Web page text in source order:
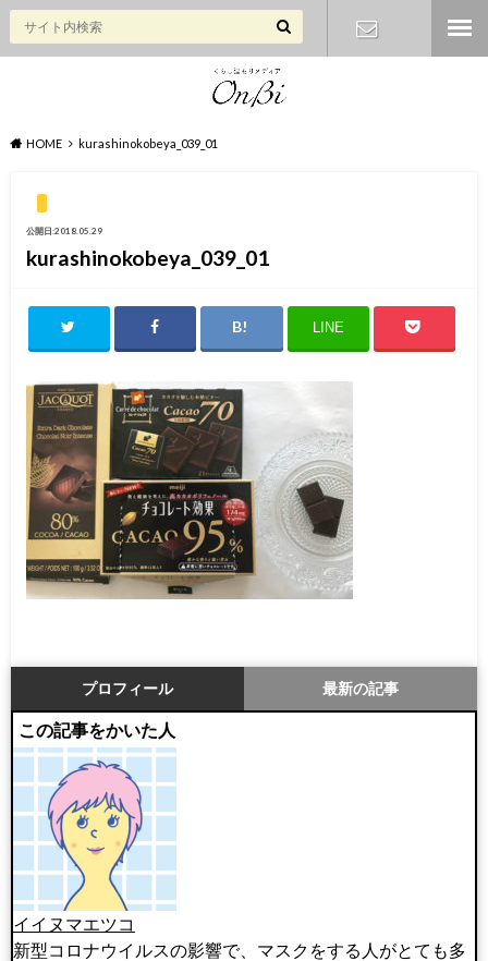
HOME kurashinokobeya_039_01
公開日:2018.05.29
kurashinokobeya_039_01
LINE
プロフィール 最新の記事
この記事をかいた人
イイヌマエツコ
新型コロナウイルスの影響で、マスクをする人がとても多